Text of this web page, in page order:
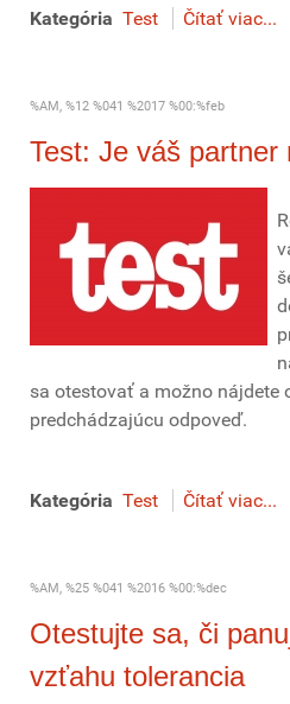
Kategória Test Čítať viac...
%AM, %12 %041 %2017 %00:%feb
Test: Je váš partner
sa otestovať a možno nájdete
predchádzajúcu odpoveď.
Kategória Test Čítať viac...
%AM, %25 %041 %2016 %00:%dec
Otestujte sa, či
vzťahu tolerancia